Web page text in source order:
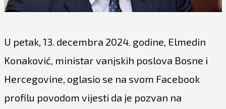
U petak, 13. decembra 2024. godine, Elmedin
Konaković, ministar vanjskih poslova Bosne i
Hercegovine, oglasio se na svom Facebook
profilu povodom vijesti da je pozvan na